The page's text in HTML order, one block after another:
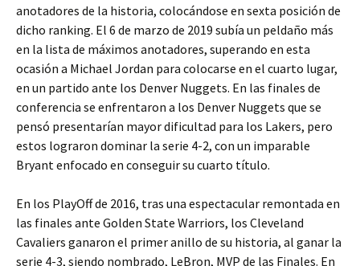
anotadores de la historia, colocándose en sexta posición de
dicho ranking. El 6 de marzo de 2019 subía un peldaño más
en la lista de máximos anotadores, superando en esta
ocasión a Michael Jordan para colocarse en el cuarto lugar,
en un partido ante los Denver Nuggets. En las finales de
conferencia se enfrentaron a los Denver Nuggets que se
pensó presentarían mayor dificultad para los Lakers, pero
estos lograron dominar la serie 4-2, con un imparable
Bryant enfocado en conseguir su cuarto título.
En los PlayOff de 2016, tras una espectacular remontada en
las finales ante Golden State Warriors, los Cleveland
Cavaliers ganaron el primer anillo de su historia, al ganar la
serie 4-3, siendo nombrado, LeBron, MVP de las Finales. En